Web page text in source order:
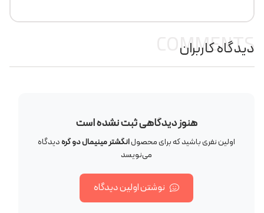
دیدگاه کاربران
COMMENTS
هنوز دیدگاهی ثبت نشده است
اولین نفری باشید که برای محصولانگشتر مینیمال دو گرهدیدگاه
می‌نویسد
نوشتن اولین دیدگاه